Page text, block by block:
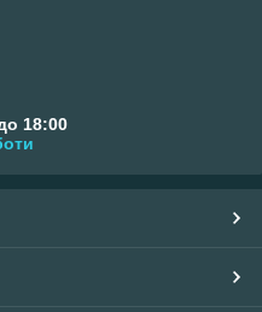
18:00